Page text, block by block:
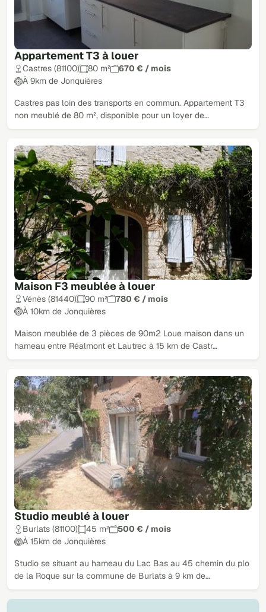
Appartement T3 à louer
Castres (81100) 80 m²
670 € / mois
À 9km de Jonquières
Castres pas loin des transports en commun. Appartement T3
non meublé de 80 m², disponible pour un loyer de…
Maison F3 meublée à louer
Vénès (81440) 90 m²
780 € / mois
À 10km de Jonquières
Maison meublée de 3 pièces de 90m2 Loue maison dans un
hameau entre Réalmont et Lautrec à 15 km de Castr…
Studio meublé à louer
Burlats (81100) 45 m²
500 € / mois
À 15km de Jonquières
Studio se situant au hameau du Lac Bas au 45 chemin du plo
de la Roque sur la commune de Burlats à 9 km de…